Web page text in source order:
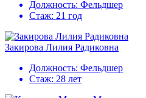
Должность: Фельдшер
Стаж: 21 год
Закирова Лилия Радиковна
Должность: Фельдшер
Стаж: 28 лет